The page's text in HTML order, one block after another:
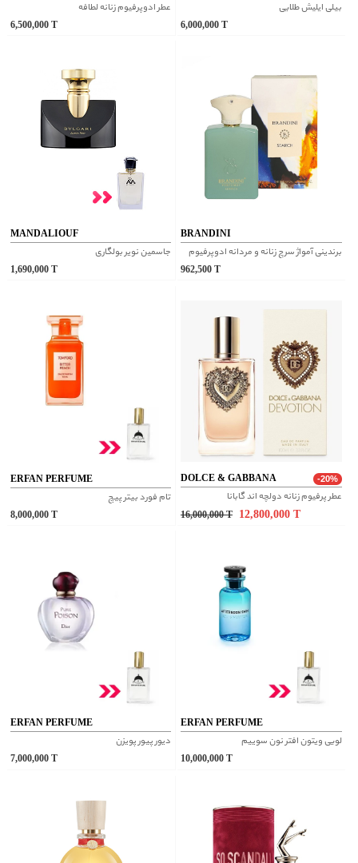
عطر ادوپرفیوم زنانه لطافه
6,500,000
بیلی ایلیش طلایی
6,000,000
MANDALIOUF
جاسمین نویر بولگاری
1,690,000
BRANDINI
برندینی آمواژ سرچ زنانه و مردانه ادوپرفیوم
962,500
ERFAN PERFUME
تام فورد بیتر پیچ
8,000,000
DOLCE & GABBANA -20%
عطر پرفیوم زنانه دولچه اند گابانا
16,000,000 T 12,800,000
ERFAN PERFUME
دیور پیور پویزن
7,000,000
ERFAN PERFUME
لویی ویتون افتر نون سوییم
10,000,000